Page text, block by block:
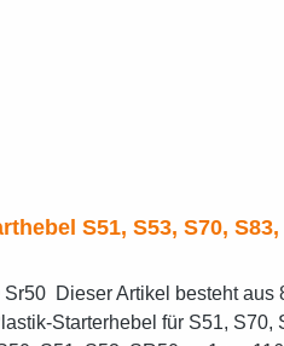
S51, S53, S70, S83,
Dieser Artikel besteht
Starterhebel für S51,